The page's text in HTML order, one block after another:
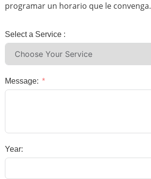
programar un horario que le convenga.
Select a Service :
Message:
Year: